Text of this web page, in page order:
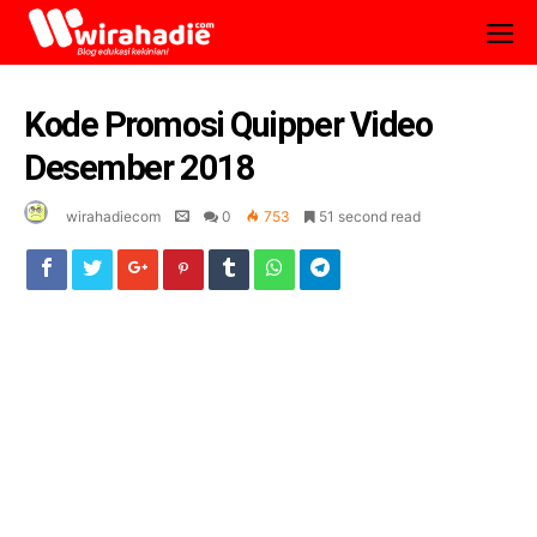
Kode Promosi Quipper Video
Desember 2018
wirahadiecom 0 753 51 second read